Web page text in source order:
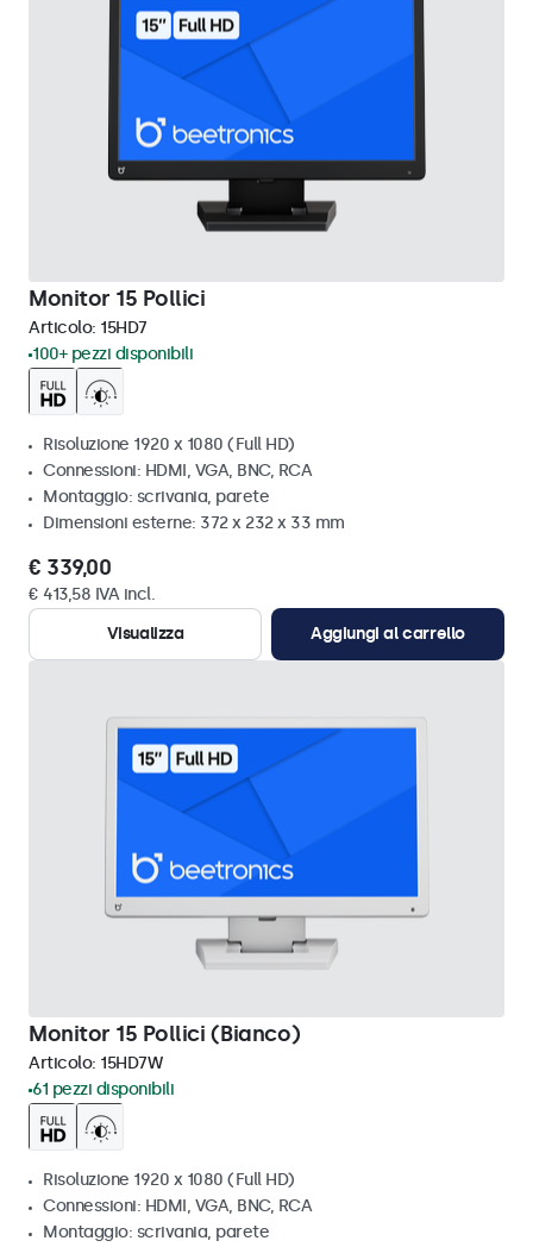
Monitor 15 Pollici
Articolo: 15HD7
100+ pezzi disponibili
Risoluzione 1920 x 1080 (Full HD)
Connessioni: HDMI, VGA, BNC, RCA
Montaggio: scrivania, parete
Dimensioni esterne: 372 x 232 x 33 mm
€ 339,00
€ 413,58 IVA incl.
Visualizza
Aggiungi al carrello
Monitor 15 Pollici (Bianco)
Articolo: 15HD7W
61 pezzi disponibili
Risoluzione 1920 x 1080 (Full HD)
Connessioni: HDMI, VGA, BNC, RCA
Montaggio: scrivania, parete